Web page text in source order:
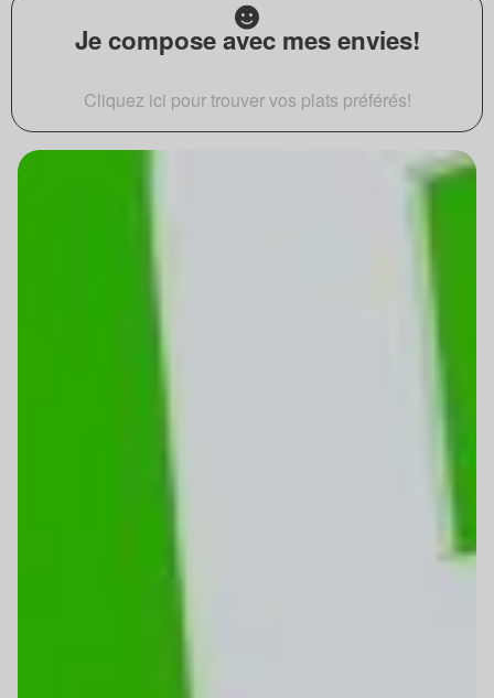
Je compose avec mes envies!
Cliquez ici pour trouver vos plats préférés!